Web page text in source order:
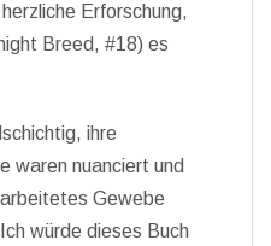
Erforschung,
Breed, #18) es
ihre
waren nuanciert und
Gewebe
würde dieses Buch